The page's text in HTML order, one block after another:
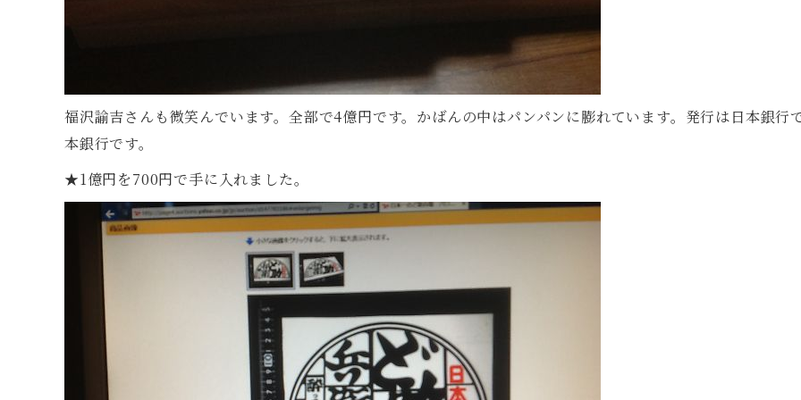
福沢諭吉さんも微笑んでいます。全部で4億円です。かばんの中はパンパンに膨れています。発行は日本銀行
本銀行です。
★1億円を700円で手に入れました。